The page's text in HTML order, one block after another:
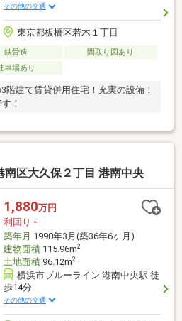
その他の交通
東京都板橋区若木１丁目
鉄骨造
間取り図あり
車場あり
階建て賃貸併用住宅！充実の設備！
！
南区大久保２丁目 港南中央
1,880万円
利回り -
築年月 1990年3月(築36年6ヶ月)
建物面積115.96m2
土地面積96.12m2
横浜市ブルーライン 港南中央駅 徒
歩14分
その他の交通